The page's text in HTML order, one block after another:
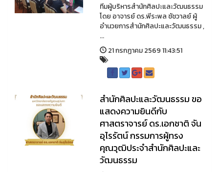
ทีมผู้บริหารสำนักศิลปะและวัฒนธรรม
โดย อาจารย์ ดร.พีระพล ชัชวาลย์ ผู้
อำนวยการสำนักศิลปะและวัฒนธรรม ,
...
21 กรกฏาคม 2569 11:43:51
สำนักศิลปะและวัฒนธรรม ขอ
แสดงความยินดีกับ
ศาสตราจารย์ ดร.เอกชาติ จัน
อุไรรัตน์ กรรมการผู้ทรง
คุณวุฒิประจำสำนักศิลปะและ
วัฒนธรรม